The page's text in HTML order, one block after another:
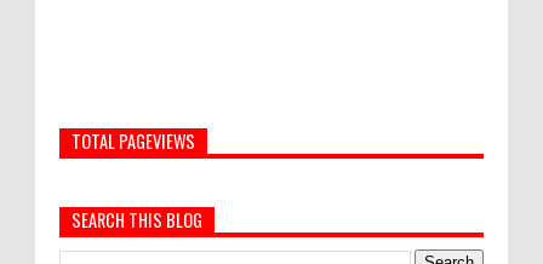
TOTAL PAGEVIEWS
SEARCH THIS BLOG